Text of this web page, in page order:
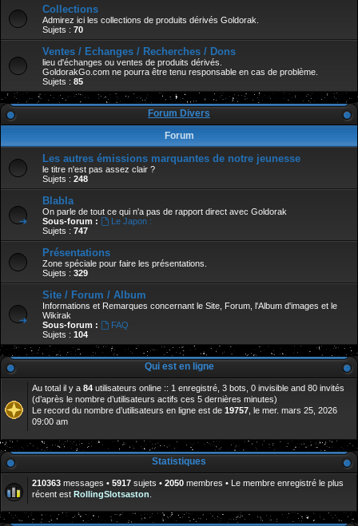
Collections
Admirez ici les collections de produits dérivés Goldorak.
Sujets : 70
Ventes / Echanges / Recherches / Dons
lieu d'échanges ou ventes de produits dérivés.
GoldorakGo.com ne pourra être tenu responsable en cas de problème.
Sujets : 85
Forum Divers
Forum
Les autres émissions marquantes de notre jeunesse
le titre n'est pas assez clair ?
Sujets : 248
Blabla
On parle de tout ce qui n'a pas de rapport direct avec Goldorak
Sous-forum :
Le Japon :
Sujets : 747
Présentations
Zone spéciale pour faire les présentations.
Sujets : 329
Site / Forum / Album
Informations et Remarques concernant le Site, Forum, l'Album d'images et le
Wikirak
Sous-forum :
FAQ
Sujets : 104
Qui est en ligne
Au total il y a 84 utilisateurs online :: 1 enregistré, 3 bots, 0 invisible and 80 invités
(d’après le nombre d’utilisateurs actifs ces 5 dernières minutes)
Le record du nombre d’utilisateurs en ligne est de 19757 , le mer. mars 25, 2026
09:00 am
Statistiques
210363 messages • 5917 sujets • 2050 membres • Le membre enregistré le plus
récent est RollingSlotsaston